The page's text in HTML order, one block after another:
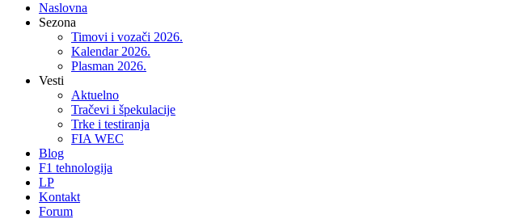
Naslovna
Sezona
Timovi i vozači 2026.
Kalendar 2026.
Plasman 2026.
Vesti
Aktuelno
Tračevi i špekulacije
Trke i testiranja
FIA WEC
Blog
F1 tehnologija
LP
Kontakt
Forum